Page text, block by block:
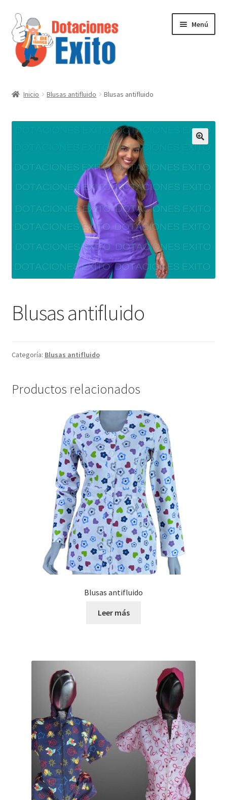
Ir
a
la
navegación
Ir
al
contenido
Menú
Inicio Blusas antifluido Blusas antifluido
Blusas antifluido
Categoría: Blusas antifluido
Productos relacionados
Blusas antifluido
Leer más